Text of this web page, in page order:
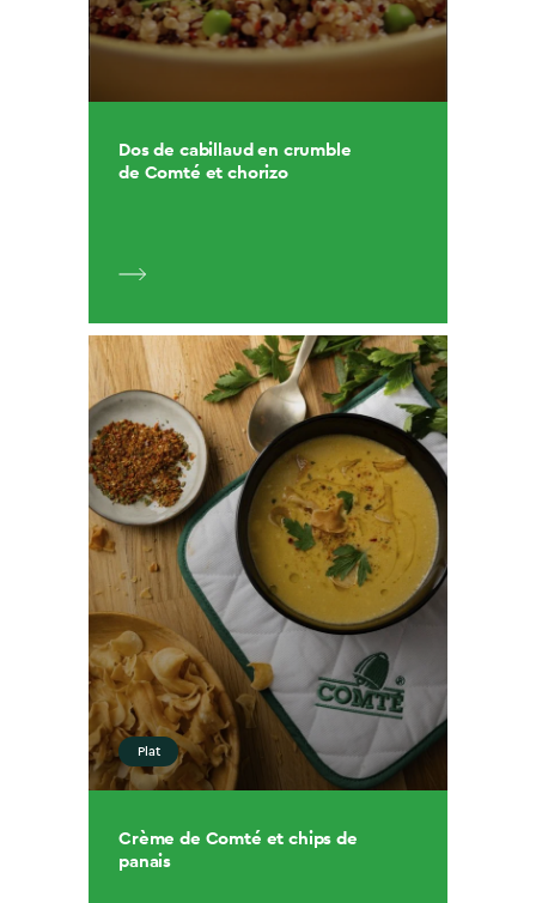
Dos de cabillaud en crumble
de Comté et chorizo
Plat
Crème de Comté et chips de
panais